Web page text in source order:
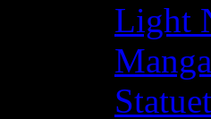
Light